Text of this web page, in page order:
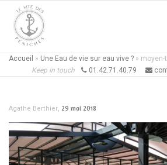
Accueil » Une Eau de vie sur eau vive ? »
Keep in touch
01.42.71.40.79
Agathe Berthier, 29 mai 2018